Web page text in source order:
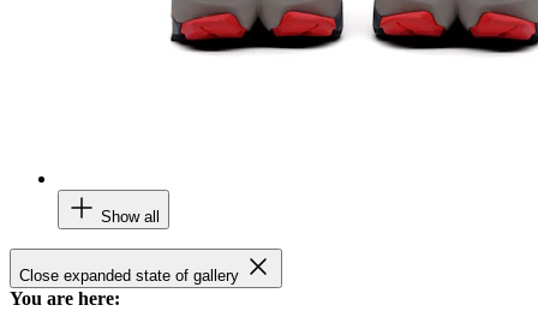
Show all
Close expanded state of gallery
You are here: